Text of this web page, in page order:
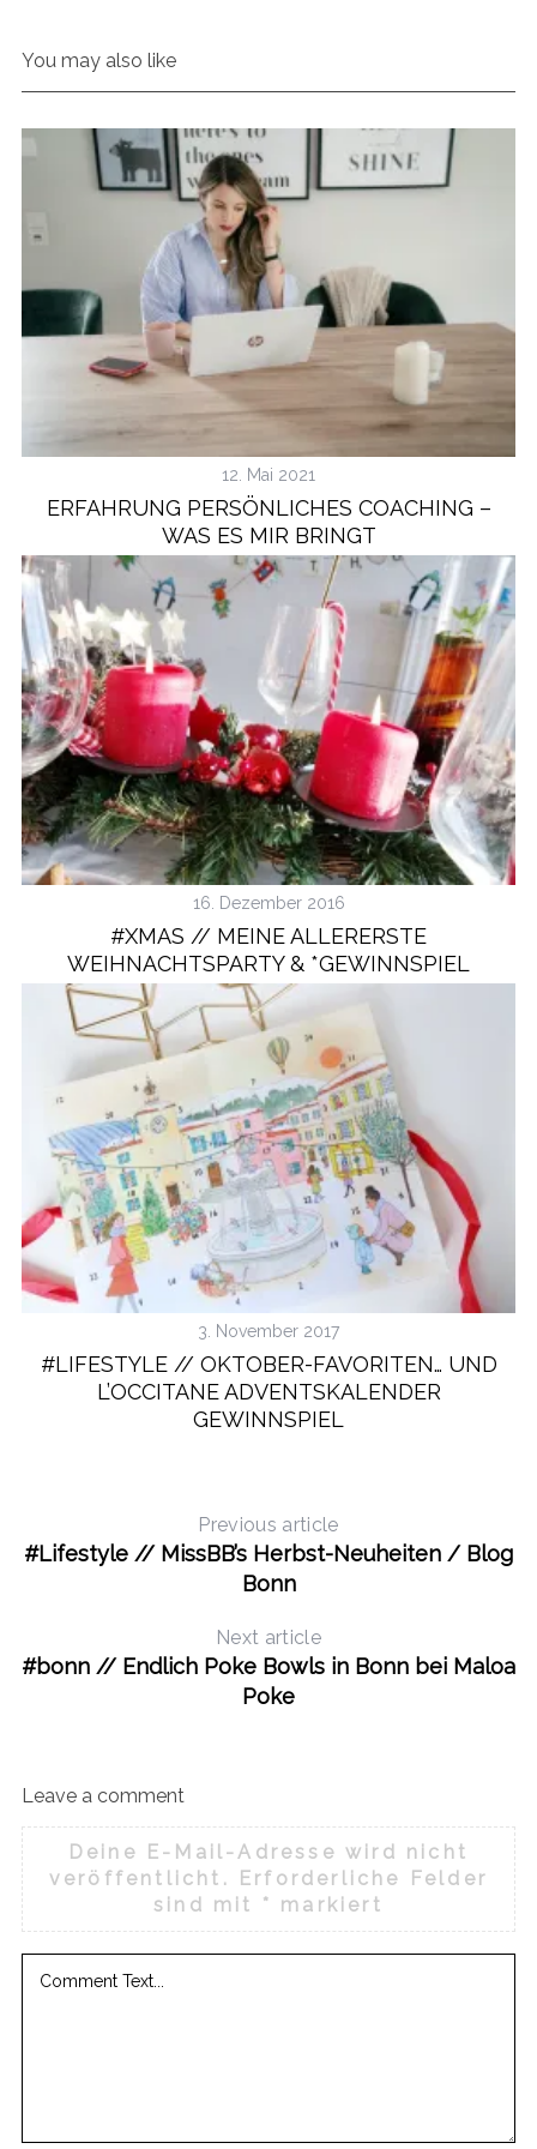
You may also like
12. Mai 2021
ERFAHRUNG PERSÖNLICHES COACHING –
WAS ES MIR BRINGT
16. Dezember 2016
#XMAS // MEINE ALLERERSTE
WEIHNACHTSPARTY & *GEWINNSPIEL
3. November 2017
#LIFESTYLE // OKTOBER-FAVORITEN… UND
L’OCCITANE ADVENTSKALENDER
GEWINNSPIEL
Previous article
#Lifestyle // MissBB’s Herbst-Neuheiten / Blog
Bonn
Next article
#bonn // Endlich Poke Bowls in Bonn bei Maloa
Poke
Leave a comment
Deine E-Mail-Adresse wird nicht
veröffentlicht.
Erforderliche Felder
sind mit * markiert
e
a
r
c
h
o